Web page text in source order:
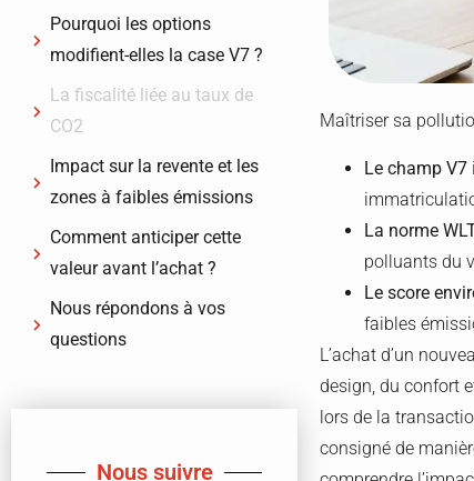
Pourquoi les options
modifient-elles la case V7 ?
La fiscalité liée au taux de
CO2
Impact sur la revente et les
zones à faibles émissions
Comment anticiper cette
valeur avant l’achat ?
Nous répondons à vos
questions
Nous suivre
Maîtriser sa
Le champ V7
La norme
polluants du
Le score
faibles
L’achat d’un
design, du confort
lors de la
consigné de